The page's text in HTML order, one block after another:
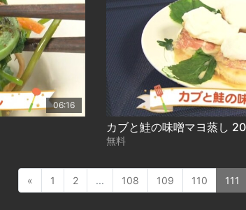
06:16
カブと鮭の味噌マヨ蒸し
無料
« 1 2 ... 108 109 110 111